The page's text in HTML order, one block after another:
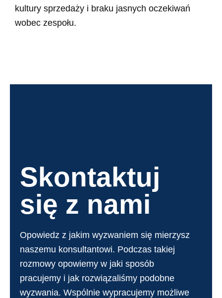
kultury sprzedaży i braku jasnych oczekiwań
wobec zespołu.
Skontaktuj
się z nami
Opowiedz z jakim wyzwaniem się mierzysz
naszemu konsultantowi. Podczas takiej
rozmowy opowiemy w jaki sposób
pracujemy i jak rozwiązaliśmy podobne
wyzwania. Wspólnie wypracujemy możliwe